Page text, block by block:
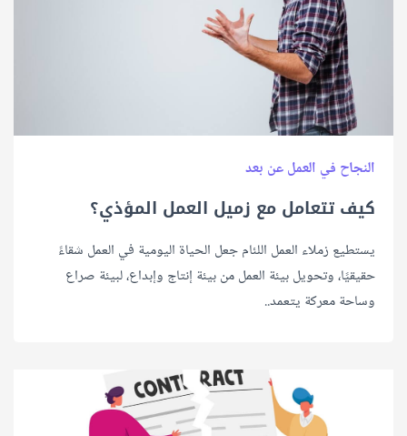
النجاح في العمل عن بعد
كيف تتعامل مع زميل العمل المؤذي؟
يستطيع زملاء العمل اللئام جعل الحياة اليومية في العمل شقاءً
حقيقيًا، وتحويل بيئة العمل من بيئة إنتاج وإبداع، لبيئة صراع
وساحة معركة يتعمد..